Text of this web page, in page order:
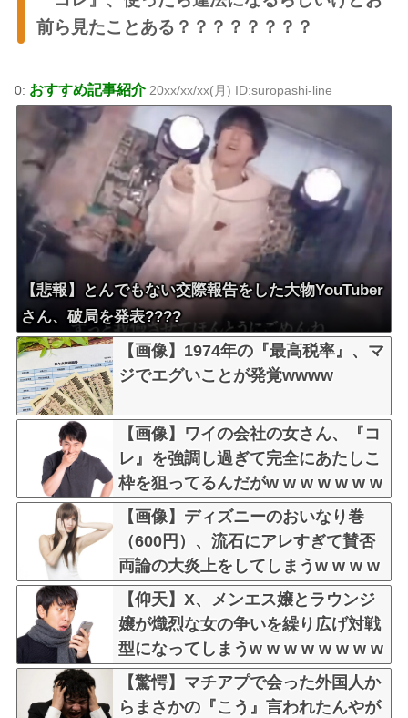
前ら見たことある？？？？？？？？
0: おすすめ記事紹介20xx/xx/xx(月) ID:suropashi-line
【悲報】とんでもない交際報告をした大物YouTuber
さん、破局を発表????
【画像】1974年の『最高税率』、マ
ジでエグいことが発覚wwww
【画像】ワイの会社の女さん、『コ
レ』を強調し過ぎて完全にあたしこ
枠を狙ってるんだがw w w w w w w
w w w w w
【画像】ディズニーのおいなり巻
（600円）、流石にアレすぎて賛否
両論の大炎上をしてしまうw w w w
w w w
【仰天】X、メンエス嬢とラウンジ
嬢が熾烈な女の争いを繰り広げ対戦
型になってしまうw w w w w w w w
【驚愕】マチアプで会った外国人か
らまさかの『こう』言われたんやが